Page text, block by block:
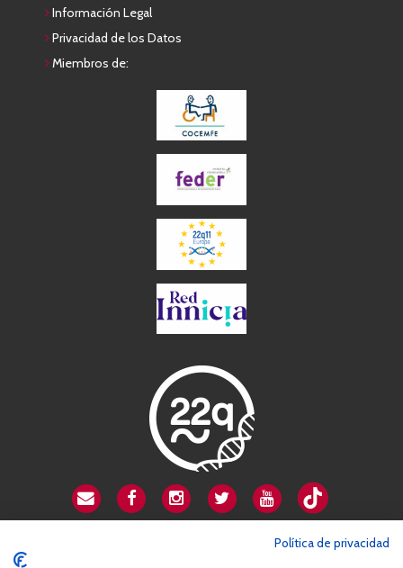
Información Legal
Privacidad de los Datos
Miembros de:
Política de privacidad